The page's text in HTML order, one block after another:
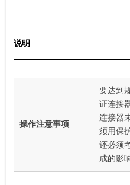
说明
操作注意事项
要达到
证连接
连接器
须用保
还必须
成的影